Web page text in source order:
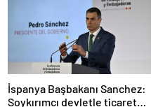
İspanya Başbakanı Sanchez:
Soykırımcı devletle ticaret